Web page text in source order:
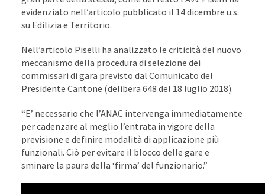
evidenziato nell’articolo pubblicato il 14 dicembre u.s.
su Edilizia e Territorio.
Nell’articolo Piselli ha analizzato le criticità del nuovo
meccanismo della procedura di selezione dei
commissari di gara previsto dal Comunicato del
Presidente Cantone (delibera 648 del 18 luglio 2018).
“E’ necessario che l’ANAC intervenga immediatamente
per cadenzare al meglio l’entrata in vigore della
previsione e definire modalità di applicazione più
funzionali. Ciò per evitare il blocco delle gare e
sminare la paura della ‘firma’ del funzionario.”